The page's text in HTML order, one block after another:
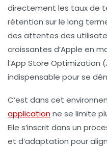
directement les taux de
rétention sur le long
des attentes des
croissantes d’Apple en
l’App Store Optimization
indispensable pour se
C’est dans cet
applicationne se limite
Elle s’inscrit dans un
et d’adaptation pour